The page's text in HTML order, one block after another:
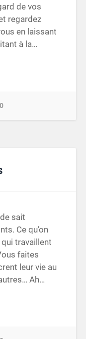
de vos
regardez
en laissant
à la…
0
sait
Ce qu’on
travaillent
faites
leur vie au
Ah…